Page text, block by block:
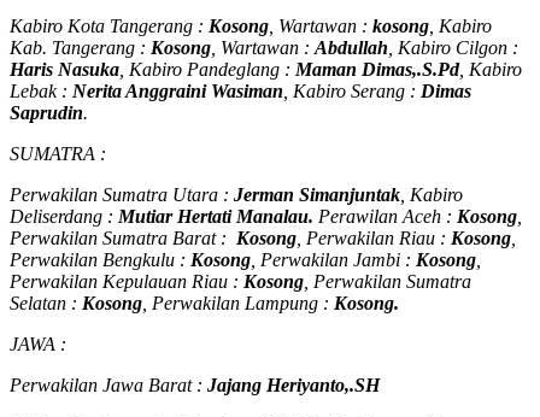
Kabiro Kota Tangerang : Kosong , Wartawan : kosong , Kabiro
Kab. Tangerang : Kosong , Wartawan : Abdullah , Kabiro Cilgon :
Haris Nasuka , Kabiro Pandeglang : Maman Dimas,.S.Pd, Kabiro
Lebak : Nerita Anggraini Wasiman , Kabiro Serang : Dimas
Saprudin.
SUMATRA :
Perwakilan Sumatra Utara : Jerman Simanjuntak , Kabiro
Deliserdang : Mutiar Hertati Manalau. Perawilan Aceh : Kosong
Perwakilan Sumatra Barat : Kosong , Perwakilan Riau : Kosong
Perwakilan Bengkulu : Kosong , Perwakilan Jambi : Kosong
Perwakilan Kepulauan Riau : Kosong , Perwakilan Sumatra
Selatan : Kosong , Perwakilan Lampung : Kosong.
JAWA :
Perwakilan Jawa Barat : Jajang Heriyanto,.SH